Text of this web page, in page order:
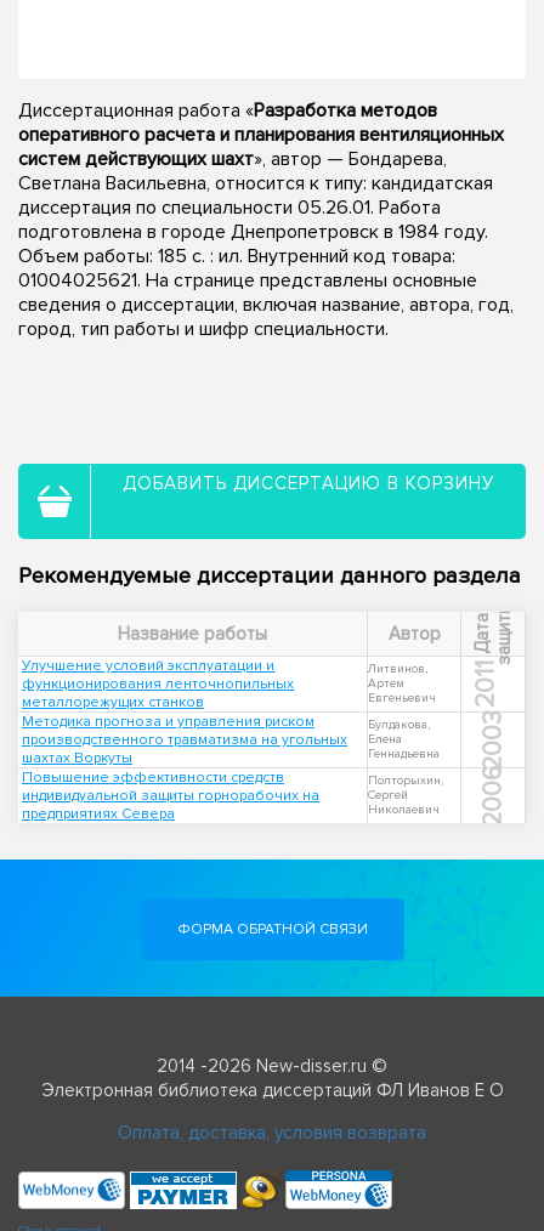
Диссертационная работа «Разработка методов
оперативного расчета и планирования вентиляционных
систем действующих шахт», автор — Бондарева,
Светлана Васильевна, относится к типу: кандидатская
диссертация по специальности 05.26.01. Работа
подготовлена в городе Днепропетровск в 1984 году.
Объем работы: 185 c. : ил. Внутренний код товара:
01004025621. На странице представлены основные
сведения о диссертации, включая название, автора, год,
город, тип работы и шифр специальности.
ДОБАВИТЬ ДИССЕРТАЦИЮ В КОРЗИНУ
Рекомендуемые диссертации данного раздела
Название работы Автор Д
а
т
а
з
а
щ
и
т ы
Улучшение условий эксплуатации и
функционирования ленточнопильных
металлорежущих станков
Литвинов,
Артем
Евгеньевич
2011
Методика прогноза и управления риском
производственного травматизма на угольных
шахтах Воркуты
Булдакова,
Елена
Геннадьевна
2003
Повышение эффективности средств
индивидуальной защиты горнорабочих на
предприятиях Севера
Полторыхин,
Сергей
Николаевич
2006
ФОРМА ОБРАТНОЙ СВЯЗИ
2014 -2026 New-disser.ru ©
Электронная библиотека диссертаций ФЛ Иванов Е О
Оплата, доставка, условия возврата